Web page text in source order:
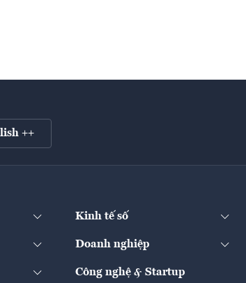
++
Kinh tế số
Doanh nghiệp
Công nghệ & Startup